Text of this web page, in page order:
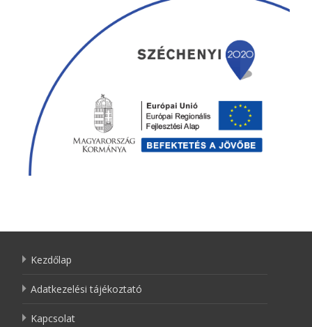
Kezdőlap
Adatkezelési tájékoztató
Kapcsolat